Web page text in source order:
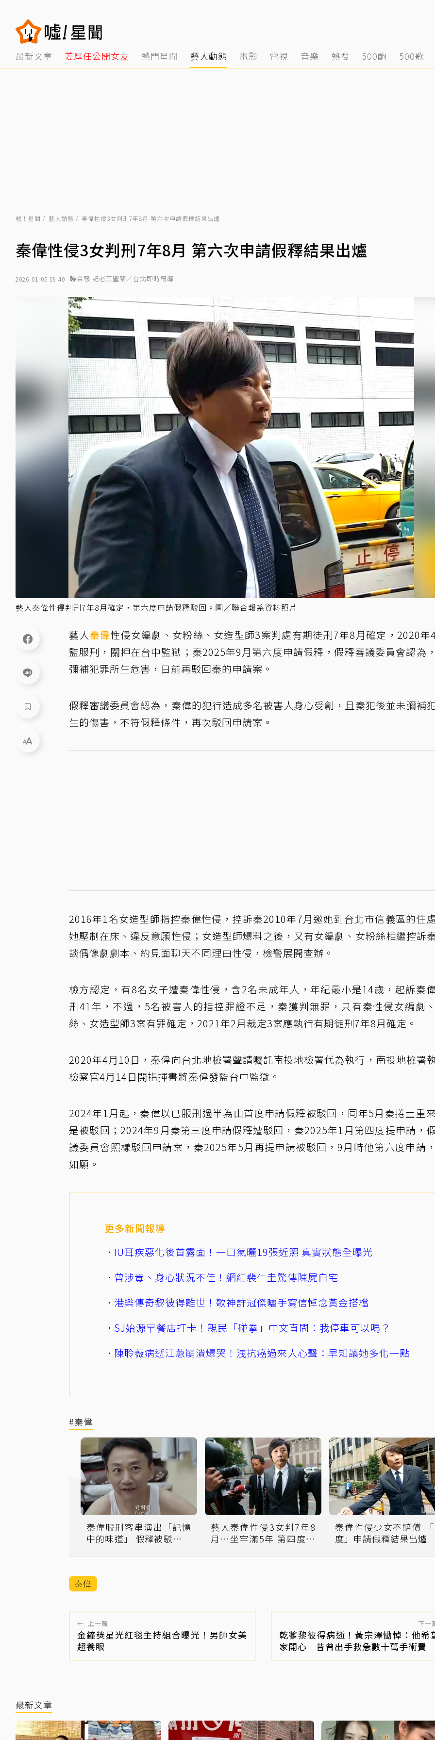
最新文章 姜厚任公開女友 熱門星聞 藝人動態 電影 電視 音樂 熱搜 500齣 500歌
噓！星聞 藝人動態 秦偉性侵3女判刑7年8月 第六次申請假釋結果出爐
秦偉性侵3女判刑7年8月 第六次申請假釋結果出爐
2026-01-05 09:40 聯合報 記者王聖藜／台北即時報導
藝人秦偉性侵判刑7年8月確定，第六度申請假釋駁回。圖／聯合報系資料照片
藝人秦偉性侵女編劇、女粉絲、女造型師3案判處有期徒刑7年8月確定，2020年
監服刑，關押在台中監獄；秦2025年9月第六度申請假釋，假釋審議委員會認為
彌補犯罪所生危害，日前再駁回秦的申請案。
假釋審議委員會認為，秦偉的犯行造成多名被害人身心受創，且秦犯後並未彌補
生的傷害，不符假釋條件，再次駁回申請案。
2016年1名女造型師指控秦偉性侵，控訴秦2010年7月邀她到台北市信義區的住
她壓制在床、違反意願性侵；女造型師爆料之後，又有女編劇、女粉絲相繼控訴
談偶像劇劇本、約見面聊天不同理由性侵，檢警展開查辦。
檢方認定，有8名女子遭秦偉性侵，含2名未成年人，年紀最小是14歲，起訴秦
刑41年，不過，5名被害人的指控罪證不足，秦獲判無罪，只有秦性侵女編劇
絲、女造型師3案有罪確定，2021年2月裁定3案應執行有期徒刑7年8月確定。
2020年4月10日，秦偉向台北地檢署聲請囑託南投地檢署代為執行，南投地檢署
檢察官4月14日開指揮書將秦偉發監台中監獄。
2024年1月起，秦偉以已服刑過半為由首度申請假釋被駁回，同年5月秦捲土重
是被駁回；2024年9月秦第三度申請假釋遭駁回，秦2025年1月第四度提申請，
議委員會照樣駁回申請案，秦2025年5月再提申請被駁回，9月時他第六度申請
如願。
更多新聞報導
IU耳疾惡化後首露面！一口氣曬19張近照 真實狀態全曝光
曾涉毒、身心狀況不佳！網紅裴仁圭驚傳陳屍自宅
港樂傳奇黎彼得離世！歌神許冠傑曬手寫信悼念黃金搭檔
SJ始源早餐店打卡！親民「碰拳」中文直問：我停車可以嗎？
陳聆薇病逝江蕙崩潰爆哭！洩抗癌過來人心聲：早知讓她多化一點
#秦偉
秦偉服刑客串演出「記憶
中的味道」 假釋被駁嘗不
藝人秦偉性侵3女判7年8
月…坐牢滿5年 第四度申
秦偉性侵少女不賠償
度」申請假釋結果出爐
秦偉
← 上一篇
金鐘獎星光紅毯主持組合曝光！男帥女美
超養眼
下一
乾爹黎彼得病逝！黃宗澤慟悼：他希
家開心 昔曾出手救急數十萬手術費
最新文章